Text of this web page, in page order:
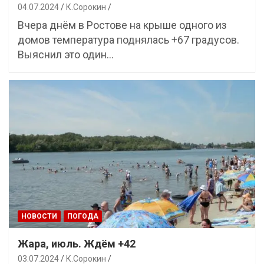
04.07.2024 К.Сорокин
Вчера днём в Ростове на крыше одного из
домов температура поднялась +67 градусов.
Выяснил это один…
НОВОСТИ ПОГОДА
Жара, июль. Ждём +42
03.07.2024 К.Сорокин